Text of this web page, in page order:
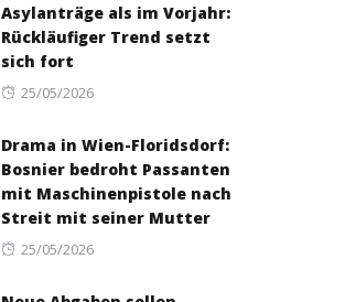
Asylanträge als im Vorjahr:
Rückläufiger Trend setzt
sich fort
Posted
25/05/2026
Drama in Wien-Floridsdorf:
Bosnier bedroht Passanten
mit Maschinenpistole nach
Streit mit seiner Mutter
Posted
25/05/2026